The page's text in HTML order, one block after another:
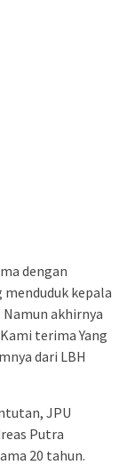
dengan
kepala
akhirnya
terima Yang
dari LBH
JPU
Putra
20 tahun.